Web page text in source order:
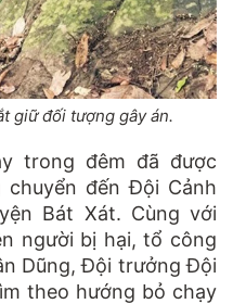
giữ đối tượng gây án.
trong đêm đã được
đến Đội Cảnh
Bát Xát. Cùng với
người bị hại, tổ công
Dũng, Đội trưởng Đội
theo hướng bỏ chạy